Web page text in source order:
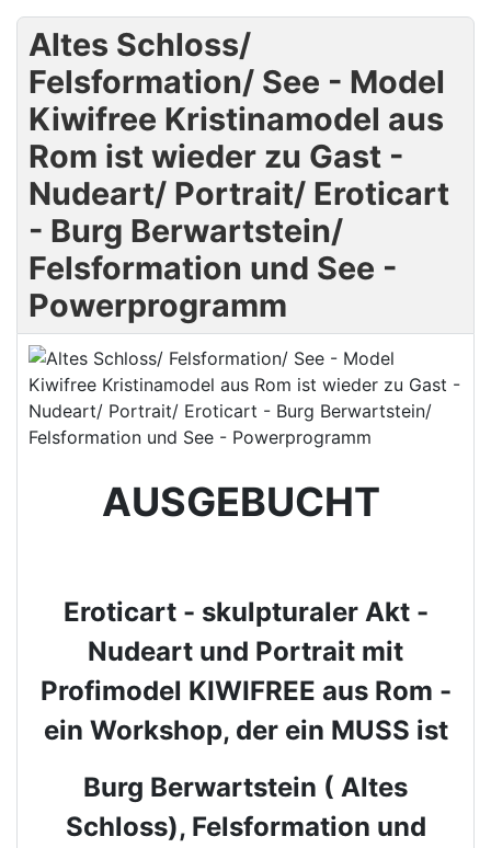
Altes Schloss/
Felsformation/ See - Model
Kiwifree Kristinamodel aus
Rom ist wieder zu Gast -
Nudeart/ Portrait/ Eroticart
- Burg Berwartstein/
Felsformation und See -
Powerprogramm
AUSGEBUCHT
Eroticart - skulpturaler Akt -
Nudeart und Portrait mit
Profimodel KIWIFREE aus Rom -
ein Workshop, der ein MUSS ist
Burg Berwartstein ( Altes
Schloss), Felsformation und